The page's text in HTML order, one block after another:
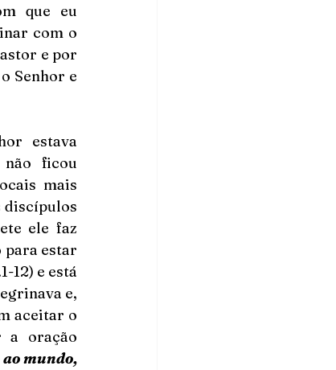
que eu
com o
e por
Senhor e
estava
ficou
mais
discípulos
ele faz
para estar
12) e está
e,
aceitar o
a oração
mundo,